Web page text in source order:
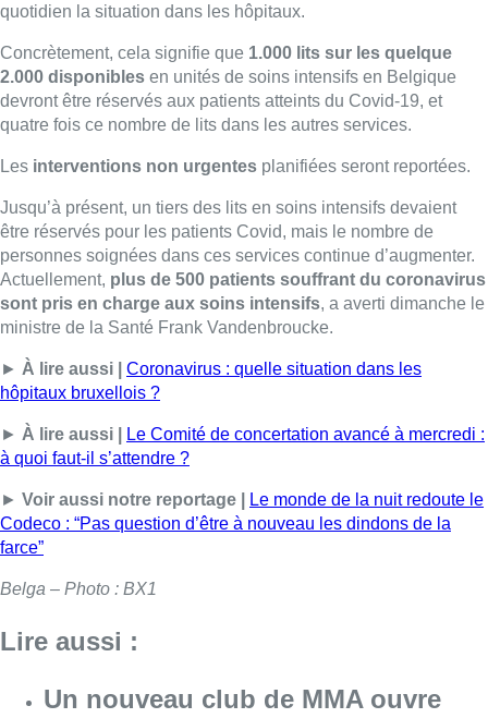
quotidien la situation dans les hôpitaux.
Concrètement, cela signifie que 1.000 lits sur les quelque
2.000 disponibles en unités de soins intensifs en Belgique
devront être réservés aux patients atteints du Covid-19, et
quatre fois ce nombre de lits dans les autres services.
Les interventions non urgentes planifiées seront reportées.
Jusqu’à présent, un tiers des lits en soins intensifs devaient
être réservés pour les patients Covid, mais le nombre de
personnes soignées dans ces services continue d’augmenter.
Actuellement, plus de 500 patients souffrant du coronavirus
sont pris en charge aux soins intensifs, a averti dimanche le
ministre de la Santé Frank Vandenbroucke.
► À lire aussi |
Coronavirus : quelle situation dans les
hôpitaux bruxellois ?
► À lire aussi |
Le Comité de concertation avancé à mercredi :
à quoi faut-il s’attendre ?
► Voir aussi notre reportage |
Le monde de la nuit redoute le
Codeco : “Pas question d’être à nouveau les dindons de la
farce”
Belga – Photo : BX1
Lire aussi :
Un nouveau club de MMA ouvre